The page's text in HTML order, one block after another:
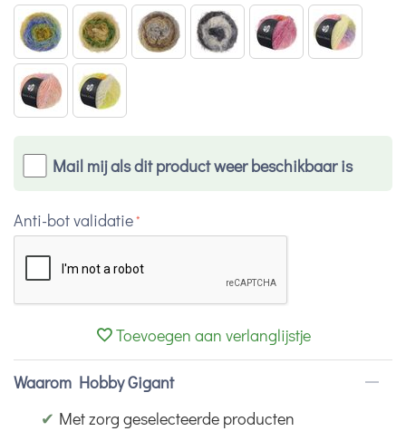
Mail mij als dit product weer beschikbaar is
Anti-bot validatie
Toevoegen aan verlanglijstje
Waarom Hobby Gigant
✔ Met zorg geselecteerde producten